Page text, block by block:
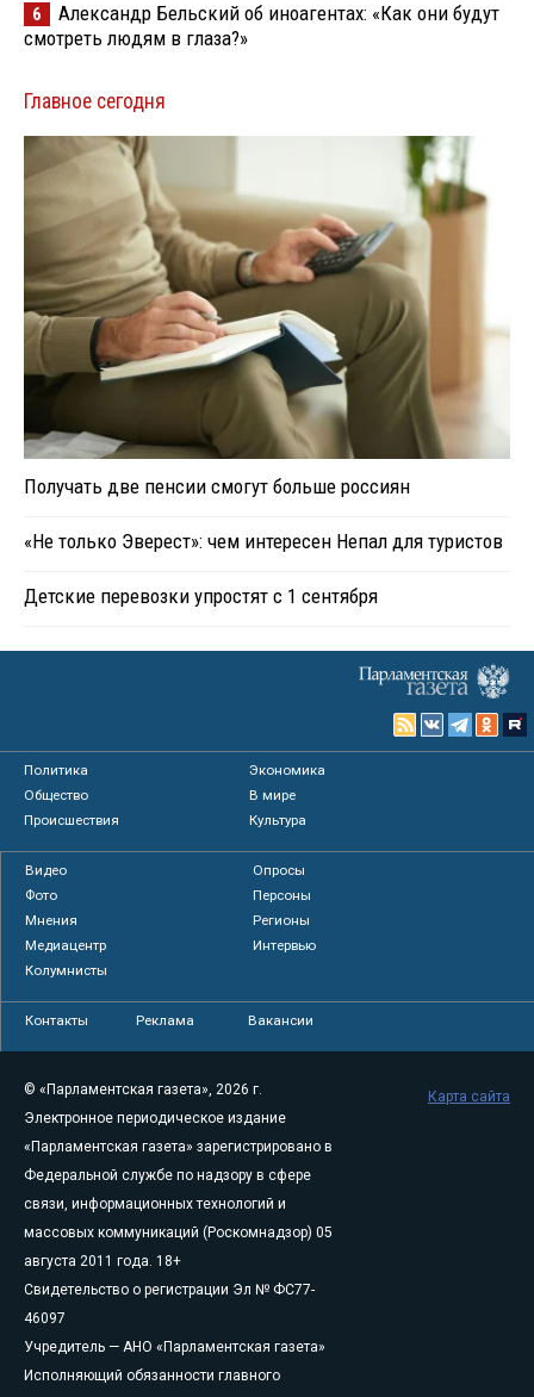
6
Александр Бельский об иноагентах: «Как они будут
смотреть людям в глаза?»
Главное сегодня
Получать две пенсии смогут больше россиян
«Не только Эверест»: чем интересен Непал для туристов
Детские перевозки упростят с 1 сентября
Политика
Экономика
Общество
В мире
Происшествия
Культура
Видео
Опросы
Фото
Персоны
Мнения
Регионы
Медиацентр
Интервью
Колумнисты
Контакты Реклама Вакансии
© «Парламентская газета», 2026 г.
Электронное периодическое издание
«Парламентская газета» зарегистрировано в
Федеральной службе по надзору в сфере
связи, информационных технологий и
массовых коммуникаций (Роскомнадзор) 05
августа 2011 года. 18+
Свидетельство о регистрации Эл № ФС77-
46097
Учредитель — АНО «Парламентская газета»
Исполняющий обязанности главного
Карта сайта